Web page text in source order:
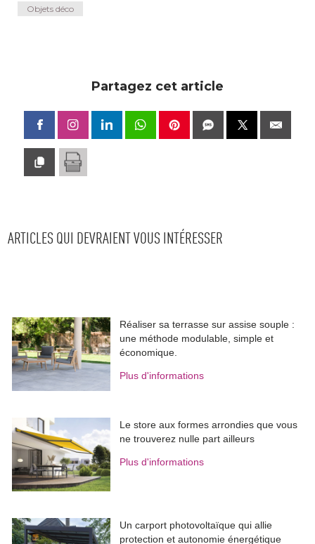
Objets déco
Partagez cet article
ARTICLES QUI DEVRAIENT VOUS INTÉRESSER
Réaliser sa terrasse sur assise souple :
une méthode modulable, simple et
économique.
Plus d'informations
Le store aux formes arrondies que vous
ne trouverez nulle part ailleurs
Plus d'informations
Un carport photovoltaïque qui allie
protection et autonomie énergétique